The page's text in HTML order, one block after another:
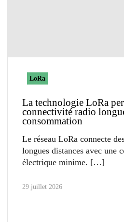
LoRa
La technologie LoRa
connectivité radio
consommation
Le réseau LoRa connecte
longues distances avec une
électrique minime.
29 juillet 2026